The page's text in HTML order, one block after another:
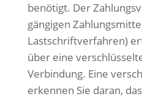
benötigt. Der
gängigen
Lastschriftverfahren)
über eine
Verbindung. Eine
erkennen Sie daran,